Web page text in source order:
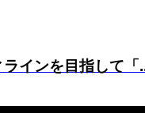
インを目指して「